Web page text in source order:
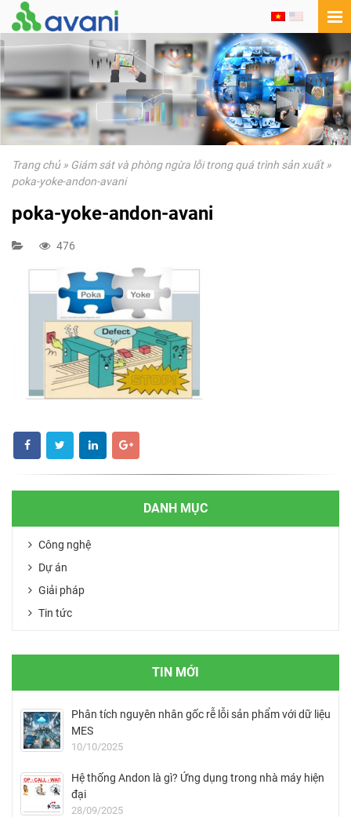
Trang chủ» Giám sát và phòng ngừa lỗi trong quá trình sản xuất»
poka-yoke-andon-avani
poka-yoke-andon-avani
476
DANH MỤC
Công nghệ
Dự án
Giải pháp
Tin tức
TIN MỚI
Phân tích nguyên nhân gốc rễ lỗi sản phẩm với dữ liệu
MES
10/10/2025
Hệ thống Andon là gì? Ứng dụng trong nhà máy hiện
đại
28/09/2025